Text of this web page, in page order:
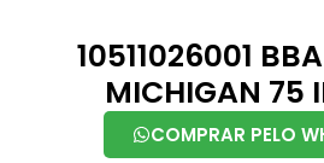
10511026001
MICHIGAN 75
COMPRAR PELO